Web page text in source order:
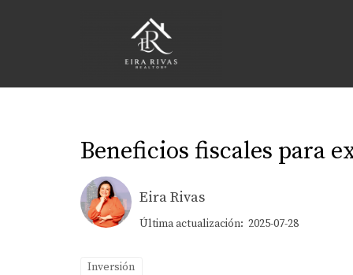
Beneficios fiscales para
Eira Rivas
Última actualización: 2025-07-28
Inversión